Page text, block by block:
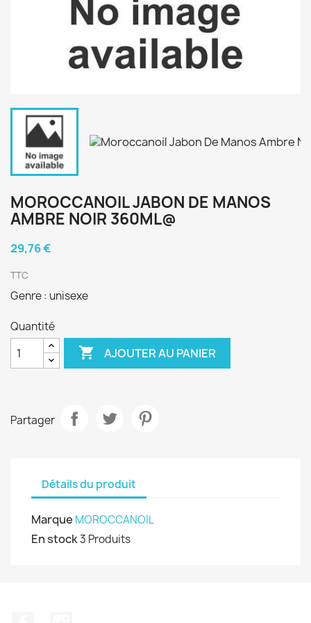
MOROCCANOIL JABON DE MANOS
AMBRE NOIR 360ML@
29,76 €
TTC
Genre : unisexe
Quantité
 AJOUTER AU PANIER
Partager
Détails du produit
Marque MOROCCANOIL
En stock3 Produits